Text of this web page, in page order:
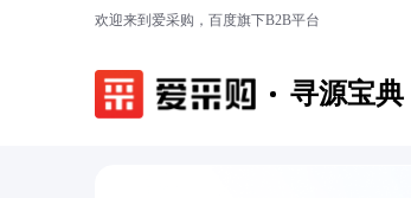
欢迎来到爱采购，百度旗下B2B平台
寻源宝典